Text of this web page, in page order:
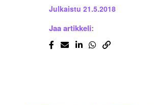
Julkaistu 21.5.2018
Jaa artikkeli: